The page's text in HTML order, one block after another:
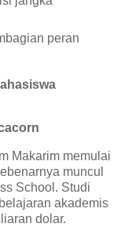
peran
Makarim memulai
muncul
School. Studi
akademis
dolar.